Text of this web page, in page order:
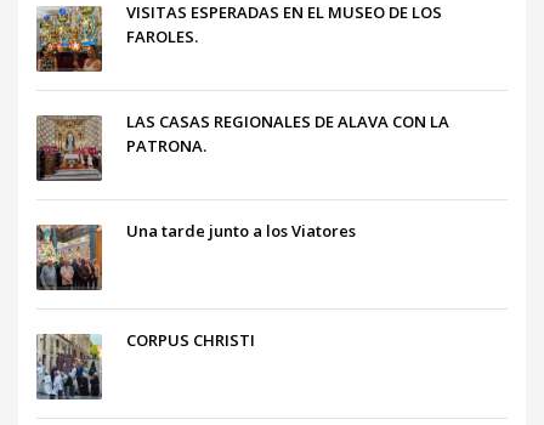
VISITAS ESPERADAS EN EL MUSEO DE LOS
FAROLES.
LAS CASAS REGIONALES DE ALAVA CON LA
PATRONA.
Una tarde junto a los Viatores
CORPUS CHRISTI